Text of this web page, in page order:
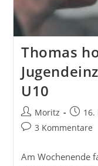
Thomas
U10
Beitrags-
Autor:
Moritz
Beitrag
16.
Beitrags-
3 Kommentare
Am Wochenende